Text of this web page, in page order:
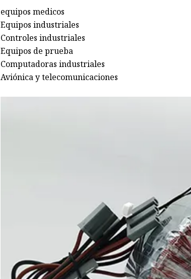
equipos medicos
Equipos industriales
Controles industriales
Equipos de prueba
Computadoras industriales
Aviónica y telecomunicaciones